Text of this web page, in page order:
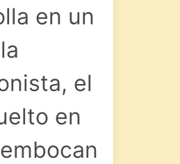
en un
el
en